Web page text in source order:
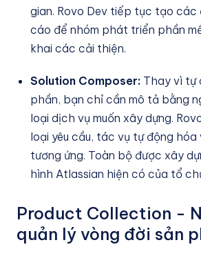
gian. Rovo Dev tiếp tục tạo các
cáo để nhóm phát triển phần
khai các cải thiện.
Solution Composer: Thay vì tự
phần, bạn chỉ cần mô tả bằng
loại dịch vụ muốn xây dựng.
loại yêu cầu, tác vụ tự động hóa
tương ứng. Toàn bộ được xây
hình Atlassian hiện có của tổ
Product Collection -
quản lý vòng đời sản